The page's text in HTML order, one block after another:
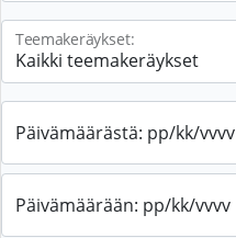
Teemakeräykset:
Päivämäärästä: pp/kk/vvvv
Päivämäärään: pp/kk/vvvv